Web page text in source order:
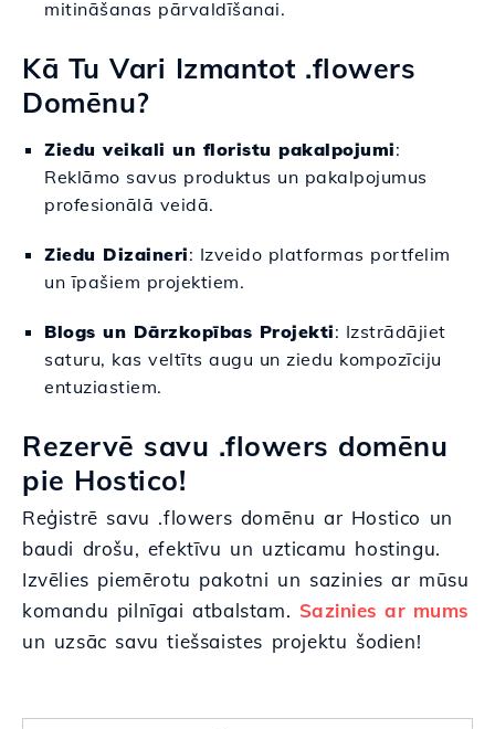
mitināšanas pārvaldīšanai.
Kā Tu Vari Izmantot .flowers
Domēnu?
Ziedu veikali un floristu pakalpojumi:
Reklāmo savus produktus un pakalpojumus
profesionālā veidā.
Ziedu Dizaineri: Izveido platformas portfelim
un īpašiem projektiem.
Blogs un Dārzkopības Projekti: Izstrādājiet
saturu, kas veltīts augu un ziedu kompozīciju
entuziastiem.
Rezervē savu .flowers domēnu
pie Hostico!
Reģistrē savu .flowers domēnu ar Hostico un
baudi drošu, efektīvu un uzticamu hostingu.
Izvēlies piemērotu pakotni un sazinies ar mūsu
komandu pilnīgai atbalstam. Sazinies ar mums
un uzsāc savu tiešsaistes projektu šodien!